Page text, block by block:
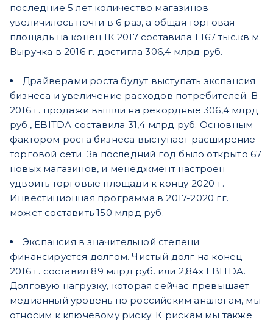
последние 5 лет количество магазинов
увеличилось почти в 6 раз, а общая торговая
площадь на конец 1К 2017 составила 1 167 тыс.кв.м.
Выручка в 2016 г. достигла 306,4 млрд руб.
Драйверами роста будут выступать экспансия
бизнеса и увеличение расходов потребителей. В
2016 г. продажи вышли на рекордные 306,4 млрд
руб., EBITDA составила 31,4 млрд руб. Основным
фактором роста бизнеса выступает расширение
торговой сети. За последний год было открыто 67
новых магазинов, и менеджмент настроен
удвоить торговые площади к концу 2020 г.
Инвестиционная программа в 2017-2020 гг.
может составить 150 млрд руб.
Экспансия в значительной степени
финансируется долгом. Чистый долг на конец
2016 г. составил 89 млрд руб. или 2,84х EBITDA.
Долговую нагрузку, которая сейчас превышает
медианный уровень по российским аналогам, мы
относим к ключевому риску. К рискам мы также